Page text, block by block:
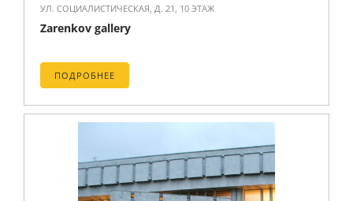
УЛ. СОЦИАЛИСТИЧЕСКАЯ, Д. 21, 10 ЭТАЖ
Zarenkov gallery
ПОДРОБНЕЕ